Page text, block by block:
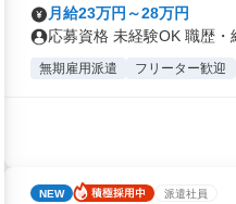
月給23万円～28万円
応募資格 未経験OK 職歴・
無期雇用派遣 フリーター歓迎
NEW 派遣社員